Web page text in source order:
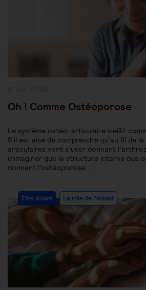
Oh ! Comme Ostéoporose
Le système ostéo-articulaire vieillit
S’il est aisé de comprendre qu’au fil de
articulaires vont s’user donnant
d’imaginer que la structure interne des
donnant l’ostéoporose.…
Post
Category:
Être aidant Le rôle de l'aidant